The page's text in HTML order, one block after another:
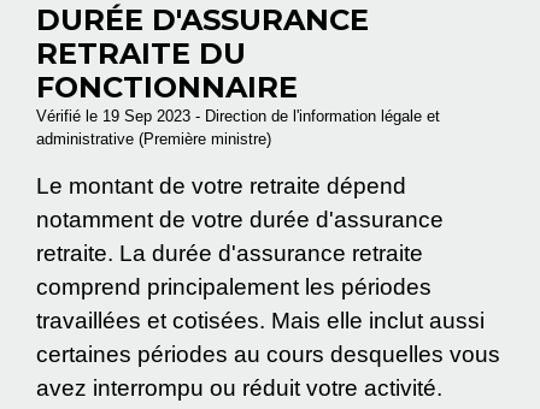
DURÉE D'ASSURANCE
RETRAITE DU
FONCTIONNAIRE
Vérifié le 19 Sep 2023 - Direction de l'information légale et
administrative (Première ministre)
Le montant de votre retraite dépend
notamment de votre durée d'assurance
retraite. La durée d'assurance retraite
comprend principalement les périodes
travaillées et cotisées. Mais elle inclut aussi
certaines périodes au cours desquelles vous
avez interrompu ou réduit votre activité.